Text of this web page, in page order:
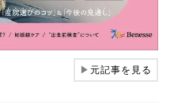
▶元記事を見る